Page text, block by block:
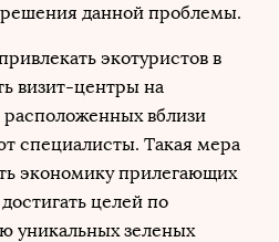
данной проблемы.
экотуристов в
визит-центры на
расположенных вблизи
специалисты. Такая мера
экономику прилегающих
целей по
уникальных зеленых